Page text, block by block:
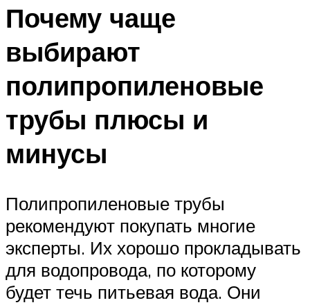
Почему чаще
выбирают
полипропиленовые
трубы плюсы и
минусы
Полипропиленовые трубы
рекомендуют покупать многие
эксперты. Их хорошо прокладывать
для водопровода, по которому
будет течь питьевая вода. Они